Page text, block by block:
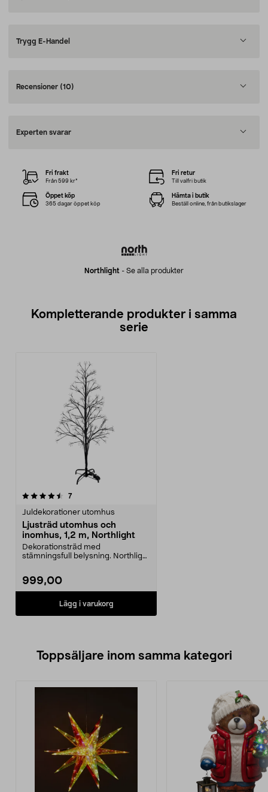
Trygg E-Handel
Recensioner (10)
Experten svarar
Northlight - Se alla produkter
Fri frakt
Från 599 kr*
Fri retur
Till valfri butik
Öppet köp
365 dagar öppet köp
Hämta i butik
Beställ online, från butikslager
Kompletterande produkter i samma
serie
7recensioner
Juldekorationer utomhus
Ljusträd utomhus och
inomhus, 1,2 m, Northlight
Dekorationsträd med
stämningsfull belysning. Northlight
999,00
Lägg i varukorg
Toppsäljare inom samma kategori